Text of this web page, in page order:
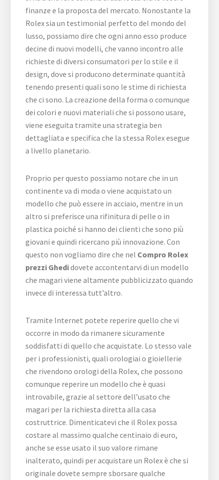
finanze e la proposta del mercato. Nonostante la
Rolex sia un testimonial perfetto del mondo del
lusso, possiamo dire che ogni anno esso produce
decine di nuovi modelli, che vanno incontro alle
richieste di diversi consumatori per lo stile e il
design, dove si producono determinate quantità
tenendo presenti quali sono le stime di richiesta
che ci sono. La creazione della forma o comunque
dei colori e nuovi materiali che si possono usare,
viene eseguita tramite una strategia ben
dettagliata e specifica che la stessa Rolex esegue
a livello planetario.
Proprio per questo possiamo notare che in un
continente va di moda o viene acquistato un
modello che può essere in acciaio, mentre in un
altro si preferisce una rifinitura di pelle o in
plastica poiché si hanno dei clienti che sono più
giovani e quindi ricercano più innovazione. Con
questo non vogliamo dire che nel Compro Rolex
prezzi Ghedidovete accontentarvi di un modello
che magari viene altamente pubblicizzato quando
invece di interessa tutt’altro.
Tramite Internet potete reperire quello che vi
occorre in modo da rimanere sicuramente
soddisfatti di quello che acquistate. Lo stesso vale
per i professionisti, quali orologiai o gioiellerie
che rivendono orologi della Rolex, che possono
comunque reperire un modello che è quasi
introvabile, grazie al settore dell’usato che
magari per la richiesta diretta alla casa
costruttrice. Dimenticatevi che il Rolex possa
costare al massimo qualche centinaio di euro,
anche se esse usato il suo valore rimane
inalterato, quindi per acquistare un Rolex è che si
originale dovete sempre sborsare qualche